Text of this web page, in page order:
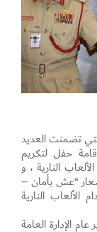
تضمنت العديد
حفل لتكريم
النارية ، و
“عش بأمان –
الألعاب النارية
الإدارة العامة